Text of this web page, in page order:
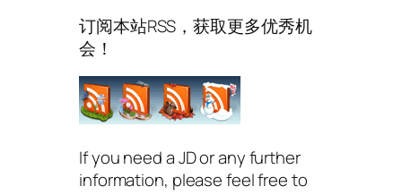
订阅本站RSS，获取更多优秀机
会！
If you need a JD or any further
information, please feel free to